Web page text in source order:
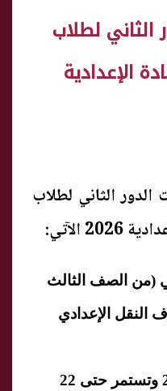
الثاني لطلاب
الإعدادية
الثاني لطلاب
الآتي:
(من الصف الثالث
الإعدادي
​تبدأ من 18 يوليو 2026 وتستمر حتى 22